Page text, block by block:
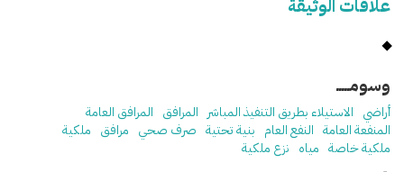
علاقات الوثيقة
وسومـــــ
أراضي الاستيلاء بطريق التنفيذ المباشر المرافق المرافق العامة
المنفعة العامة النفع العام بنية تحتية صرف صحي مرافق ملكية
ملكية خاصة مياه نزع ملكية